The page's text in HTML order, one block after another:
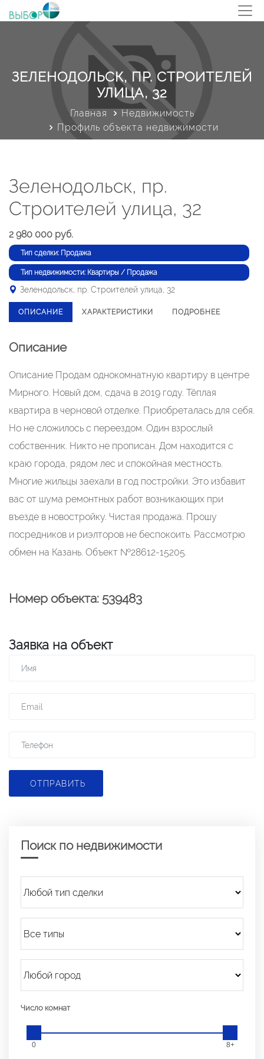
ЗЕЛЕНОДОЛЬСК, ПР. СТРОИТЕЛЕЙ
УЛИЦА, 32
Главная
Недвижимость
Профиль объекта недвижимости
Зеленодольск, пр.
Строителей улица, 32
2 980 000 руб.
Тип сделки: Продажа
Тип недвижимости: Квартиры / Продажа
Зеленодольск, пр. Строителей улица, 32
ОПИСАНИЕ ХАРАКТЕРИСТИКИ ПОДРОБНЕЕ
Описание
Описание Продам однокомнатную квартиру в центре
Мирного. Новый дом, сдача в 2019 году. Тёплая
квартира в черновой отделке. Приобреталась для себя.
Но не сложилось с переездом. Один взрослый
собственник. Никто не прописан. Дом находится с
краю города, рядом лес и спокойная местность.
Многие жильцы заехали в год постройки. Это избавит
вас от шума ремонтных работ возникающих при
въезде в новостройку. Чистая продажа. Прошу
посредников и риэлторов не беспокоить. Рассмотрю
обмен на Казань. Объект №28612-15205.
Номер объекта: 539483
Заявка на объект
ОТПРАВИТЬ
Поиск по недвижимости
Число комнат
0 8+